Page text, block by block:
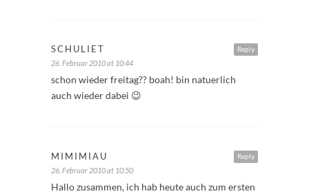
Reply
SCHULIET
26. Februar 2010 at 10:44
schon wieder freitag?? boah! bin natuerlich
auch wieder dabei 😉
Reply
MIMIMIAU
26. Februar 2010 at 10:50
Hallo zusammen, ich hab heute auch zum ersten